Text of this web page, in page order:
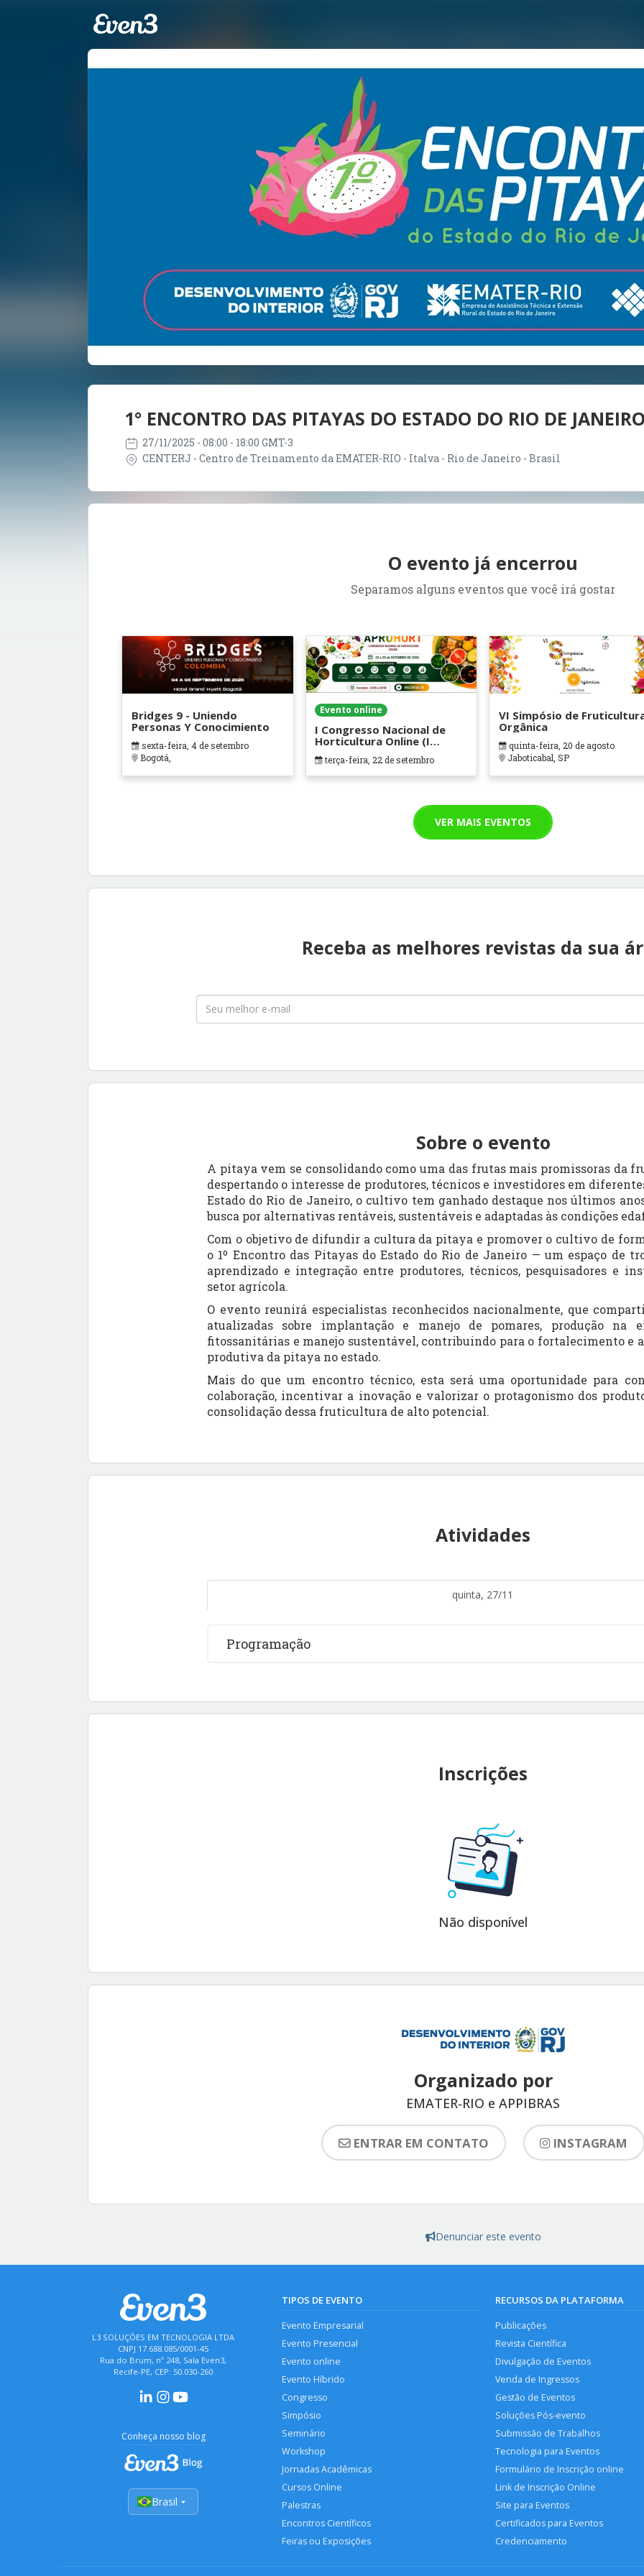
1° ENCONTRO DAS PITAYAS DO ESTADO DO RIO DE JANEIRO
27/11/2025 - 08:00 - 18:00 GMT-3
CENTERJ - Centro de Treinamento da EMATER-RIO - Italva - Rio de Janeiro - Brasil
O evento já encerrou
Separamos alguns eventos que você irá gostar
Bridges 9 - Uniendo
Personas Y Conocimiento
sexta-feira, 4 de setembro
Bogotá,
Evento online
I Congresso Nacional de
Horticultura Online (I
APROHORT)
terça-feira, 22 de setembro
VI Simpósio de
Orgânica
quinta-feira, 20 de agosto
Jaboticabal, SP
VER MAIS EVENTOS
Receba as melhores revistas da sua
Sobre o evento
A pitaya vem se consolidando como uma das frutas mais promissoras da
despertando o interesse de produtores, técnicos e investidores em
Estado do Rio de Janeiro, o cultivo tem ganhado destaque nos últimos
busca por alternativas rentáveis, sustentáveis e adaptadas às condições
Com o objetivo de difundir a cultura da pitaya e promover o cultivo de
o 1º Encontro das Pitayas do Estado do Rio de Janeiro — um espaço de
aprendizado e integração entre produtores, técnicos, pesquisadores e
setor agrícola.
O evento reunirá especialistas reconhecidos nacionalmente, que
atualizadas sobre implantação e manejo de pomares, produção na
fitossanitárias e manejo sustentável, contribuindo para o fortalecimento e
produtiva da pitaya no estado.
Mais do que um encontro técnico, esta será uma oportunidade para
colaboração, incentivar a inovação e valorizar o protagonismo dos
consolidação dessa fruticultura de alto potencial.
Atividades
quinta, 27/11
Programação
Inscrições
Não disponível
Organizado por
EMATER-RIO e APPIBRAS
ENTRAR EM CONTATO INSTAGRAM
Denunciar este evento
L3 SOLUÇÕES EM TECNOLOGIA LTDA
CNPJ 17.688.085/0001-45
Rua do Brum, nº 248, Sala Even3,
Recife-PE, CEP: 50.030-260
Conheça nosso blog
Brasil
TIPOS DE EVENTO
Evento Empresarial
Evento Presencial
Evento online
Evento Híbrido
Congresso
Simpósio
Seminário
Workshop
Jornadas Acadêmicas
Cursos Online
Palestras
Encontros Científicos
Feiras ou Exposições
RECURSOS DA PLATAFORMA
Publicações
Revista Científica
Divulgação de Eventos
Venda de Ingressos
Gestão de Eventos
Soluções Pós-evento
Submissão de Trabalhos
Tecnologia para Eventos
Formulário de Inscrição online
Link de Inscrição Online
Site para Eventos
Certificados para Eventos
Credenciamento